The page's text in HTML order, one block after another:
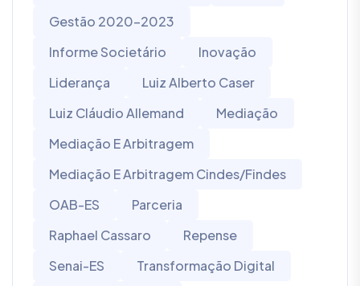
Gestão 2020-2023
Informe Societário
Inovação
Liderança
Luiz Alberto Caser
Luiz Cláudio Allemand
Mediação
Mediação E Arbitragem
Mediação E Arbitragem Cindes/Findes
OAB-ES
Parceria
Raphael Cassaro
Repense
Senai-ES
Transformação Digital